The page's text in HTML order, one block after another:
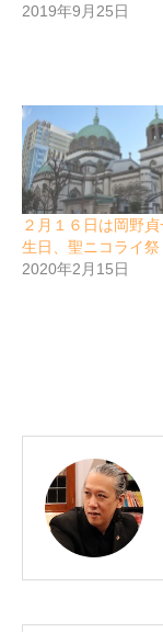
2019年9月25日
２月１６日は岡野
生日、聖ニコライ祭
2020年2月15日